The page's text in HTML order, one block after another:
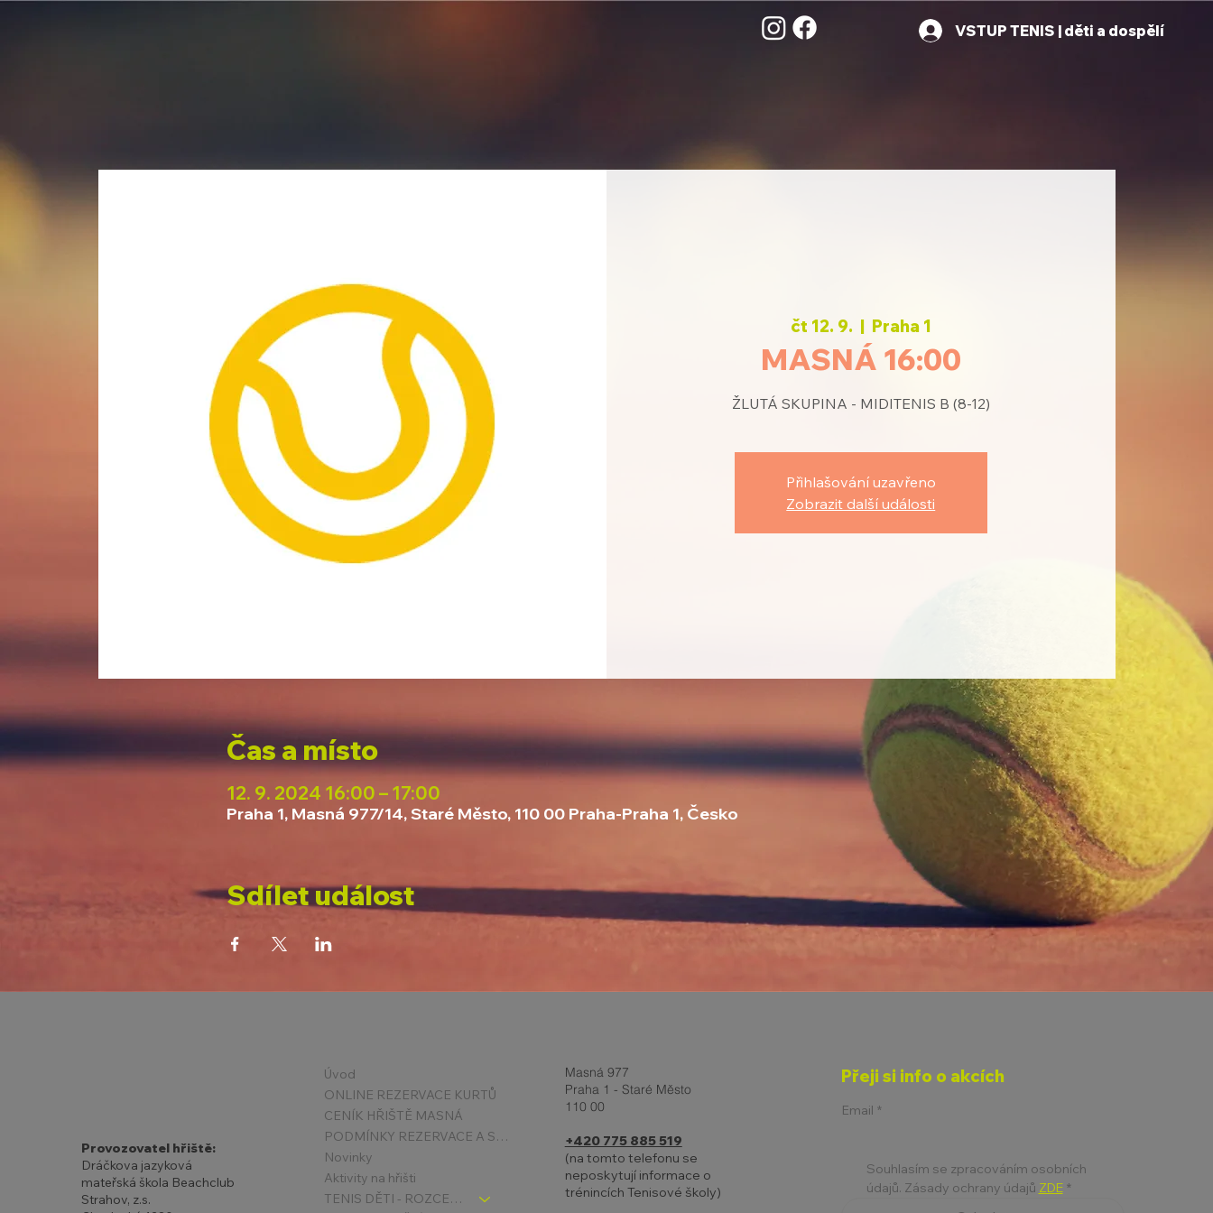
VSTUP TENIS | děti a dospělí
čt 12. 9.
  |
Praha 1
MASNÁ 16:00
ŽLUTÁ SKUPINA - MIDITENIS B (8-12)
Přihlašování uzavřeno
Zobrazit další události
Čas a místo
12. 9. 2024 16:00 – 17:00
Praha 1, Masná 977/14, Staré Město, 110 00 Praha-Praha 1, Česko
Sdílet událost
Provozovatel hřiště:
Dráčkova jazyková
mateřská škola Beachclub
Strahov, z.s.
Úvod
ONLINE REZERVACE KURTŮ
CENÍK HŘIŠTĚ MASNÁ
PODMÍNKY REZERVACE A STORNA
Novinky
Aktivity na hřišti
TENIS DĚTI - ROZCESTNÍK
Masná 977
Praha 1 - Staré Město
110 00
+420 775 885 519
(na tomto telefonu se
neposkytují informace o
trénincích Tenisové školy)
Přeji si info o akcích
Email *
Souhlasím se zpracováním osobních
údajů. Zásady ochrany údajů ZDE *